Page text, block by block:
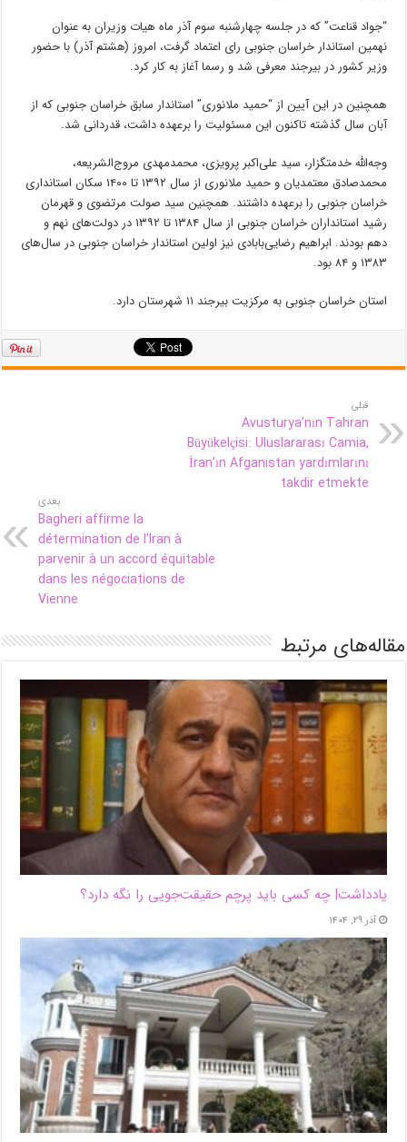
“جواد قناعت” که در جلسه چهارشنبه سوم آذر ماه هیات وزیران به عنوان
نهمین استاندار خراسان جنوبی رای اعتماد گرفت، امروز (هشتم آذر) با حضور
وزیر کشور در بیرجند معرفی شد و رسما آغاز به کار کرد.
همچنین در این آیین از “حمید ملانوری” استاندار سابق خراسان جنوبی که از
آبان سال گذشته تاکنون این مسئولیت را برعهده داشت، قدردانی شد.
وجه‌الله خدمتگزار، سید علی‌اکبر پرویزی، محمدمهدی مروج‌الشریعه،
محمدصادق معتمدیان و حمید ملانوری از سال ۱۳۹۲ تا ۱۴۰۰ سکان استانداری
خراسان جنوبی را برعهده داشتند. همچنین سید صولت مرتضوی و قهرمان
رشید استانداران خراسان جنوبی از سال ۱۳۸۴ تا ۱۳۹۲ در دولت‌های نهم و
دهم بودند. ابراهیم رضایی‌بابادی نیز اولین استاندار خراسان جنوبی در سال‌های
۱۳۸۳ و ۸۴ بود.
استان خراسان جنوبی به مرکزیت بیرجند ۱۱ شهرستان دارد.
قبلی
Avusturya’nın Tahran
Büyükelçisi: Uluslararası Camia,
İran’ın Afganistan yardımlarını
takdir etmekte
بعدی
Bagheri affirme la
détermination de l’Iran à
parvenir à un accord équitable
dans les négociations de
Vienne
مقاله‌های مرتبط
یادداشت| ‌چه کسی باید پرچم حقیقت‌جویی را نگه دارد؟
آذر ۲۹, ۱۴۰۴